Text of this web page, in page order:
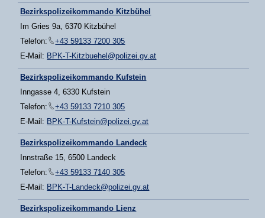
Bezirkspolizeikommando Kitzbühel
Im Gries 9a, 6370 Kitzbühel
Telefon:
+43 59133 7200 305
E-Mail: BPK-T-Kitzbuehel@polizei.gv.at
Bezirkspolizeikommando Kufstein
Inngasse 4, 6330 Kufstein
Telefon:
+43 59133 7210 305
E-Mail: BPK-T-Kufstein@polizei.gv.at
Bezirkspolizeikommando Landeck
Innstraße 15, 6500 Landeck
Telefon:
+43 59133 7140 305
E-Mail: BPK-T-Landeck@polizei.gv.at
Bezirkspolizeikommando Lienz